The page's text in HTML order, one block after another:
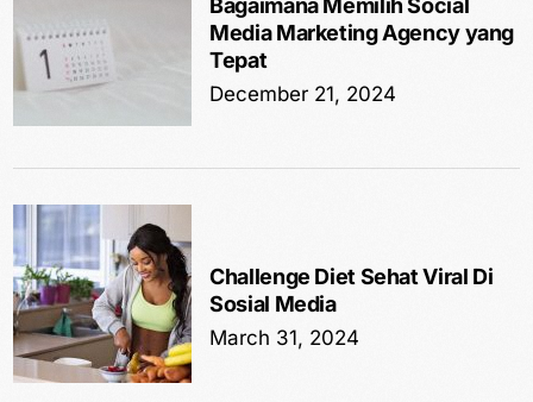
Bagaimana Memilih Social
Media Marketing Agency yang
Tepat
December 21, 2024
Challenge Diet Sehat Viral Di
Sosial Media
March 31, 2024